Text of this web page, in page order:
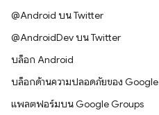
@Android บน Twitter
@AndroidDev บน Twitter
บล็อก Android
บล็อกด้านความปลอดภัยของ Google
แพลตฟอร์มบน Google Groups